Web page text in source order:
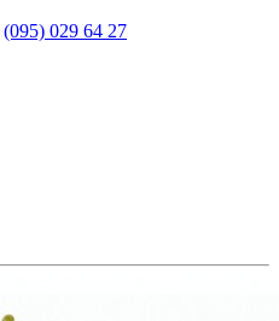
(095) 029 64 27